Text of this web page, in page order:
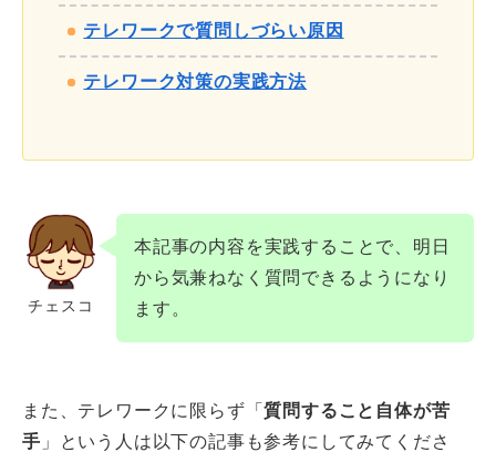
テレワークで質問しづらい原因
テレワーク対策の実践方法
チェスコ
本記事の内容を実践することで、明日
から気兼ねなく質問できるようになり
ます。
また、テレワークに限らず「質問すること自体が苦
手 」という人は以下の記事も参考にしてみてくださ